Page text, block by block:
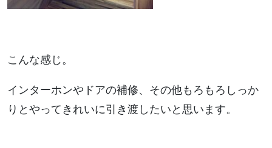
こんな感じ。
インターホンやドアの補修、その他もろもろしっか
りとやってきれいに引き渡したいと思います。